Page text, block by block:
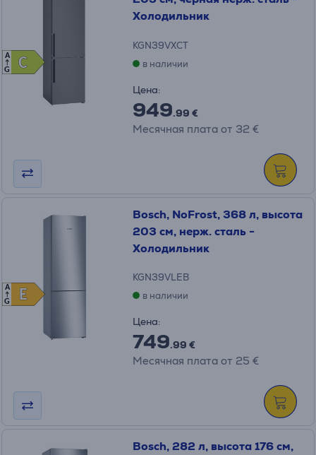
C
C
A
G
Холодильник
KGN39VXCT
в наличии
Цена:
949.99 €
Месячная плата от 32 €
E
E
A
G
Bosch, NoFrost, 368 л, высота
203 см, нерж. сталь -
Холодильник
KGN39VLEB
в наличии
Цена:
749.99 €
Месячная плата от 25 €
Bosch, 282 л, высота 176 см,